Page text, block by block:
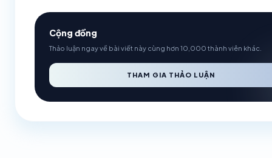
Cộng đồng
Thảo luận ngay về bài viết này cùng hơn 10,000 thành viên khác.
THAM GIA THẢO LUẬN